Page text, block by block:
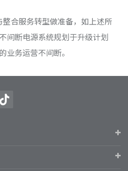
合服务转型做准备，如上述所
间断电源系统规划于升级计划
业务运营不间断。